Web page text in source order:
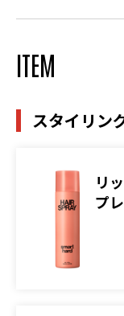
ITEM
スタイリン
リ
プ